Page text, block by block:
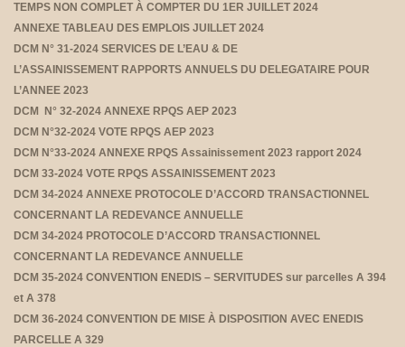
TEMPS NON COMPLET À COMPTER DU 1ER JUILLET 2024
ANNEXE TABLEAU DES EMPLOIS JUILLET 2024
DCM N° 31-2024 SERVICES DE L’EAU & DE
L’ASSAINISSEMENT RAPPORTS ANNUELS DU DELEGATAIRE POUR
L’ANNEE 2023
DCM
N° 32-2024 ANNEXE RPQS AEP 2023
DCM N°32-2024 VOTE RPQS AEP 2023
DCM N°33-2024 ANNEXE RPQS Assainissement 2023 rapport 2024
DCM 33-2024 VOTE RPQS ASSAINISSEMENT 2023
DCM 34-2024 ANNEXE PROTOCOLE D’ACCORD TRANSACTIONNEL
CONCERNANT LA REDEVANCE ANNUELLE
DCM 34-2024 PROTOCOLE D’ACCORD TRANSACTIONNEL
CONCERNANT LA REDEVANCE ANNUELLE
DCM 35-2024 CONVENTION ENEDIS – SERVITUDES sur parcelles A 394
et A 378
DCM 36-2024 CONVENTION DE MISE À DISPOSITION AVEC ENEDIS
PARCELLE A 329